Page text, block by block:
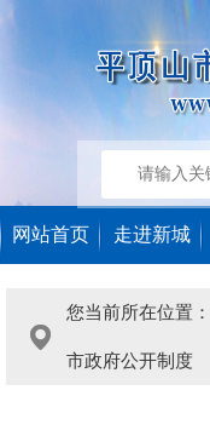
网站首页 走进新城
您当前所在位置：
市政府公开制度